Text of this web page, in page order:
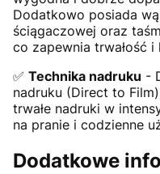
Dodatkowo posiada
ściągaczowej oraz
co zapewnia trwałość
✅ Technika nadruku -
nadruku (Direct to
trwałe nadruki w
na pranie i codzienne
Dodatkowe